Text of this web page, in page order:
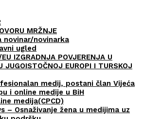
MRŽNJE
novinar/novinarka
ugled
EU IZGRADNJA POVJERENJA U
JUGOISTOČNOJ EUROPI I TURSKOJ
medij, postani član Vijeća
i online medije u BiH
medija(CPCD)
– Osnaživanje žena u medijima uz